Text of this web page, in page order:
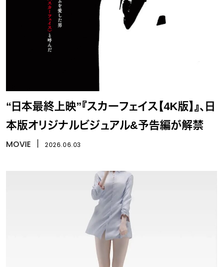
“日本最終上映”『スカーフェイス【4K版】』、日
本版オリジナルビジュアル&予告編が解禁
MOVIE 2026.06.03